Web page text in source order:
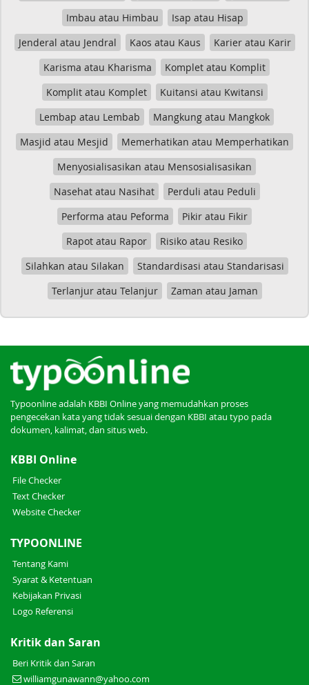
Imbau atau Himbau
Isap atau Hisap
Jenderal atau Jendral
Kaos atau Kaus
Karier atau Karir
Karisma atau Kharisma
Komplet atau Komplit
Komplit atau Komplet
Kuitansi atau Kwitansi
Lembap atau Lembab
Mangkung atau Mangkok
Masjid atau Mesjid
Memerhatikan atau Memperhatikan
Menyosialisasikan atau Mensosialisasikan
Nasehat atau Nasihat
Perduli atau Peduli
Performa atau Peforma
Pikir atau Fikir
Rapot atau Rapor
Risiko atau Resiko
Silahkan atau Silakan
Standardisasi atau Standarisasi
Terlanjur atau Telanjur
Zaman atau Jaman
Typoonline adalah KBBI Online yang memudahkan proses
pengecekan kata yang tidak sesuai dengan KBBI atau typo pada
dokumen, kalimat, dan situs web.
KBBI Online
File Checker
Text Checker
Website Checker
TYPOONLINE
Tentang Kami
Syarat & Ketentuan
Kebijakan Privasi
Logo Referensi
Kritik dan Saran
Beri Kritik dan Saran
williamgunawann@yahoo.com